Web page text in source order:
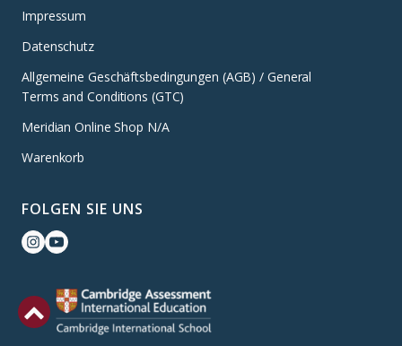
Impressum
Datenschutz
Allgemeine Geschäftsbedingungen (AGB) / General
Terms and Conditions (GTC)
Meridian Online Shop N/A
Warenkorb
FOLGEN SIE UNS